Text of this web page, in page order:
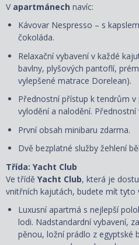
V apartmánech navíc:
Kávovar Nespresso – s
čokoláda.
Relaxační vybavení v každé
bavlny, plyšových pantoflí,
vylepšené matrace Dorelean).
Přednostní přístup k tendrům v
vylodění a nalodění.
První obsah minibaru zdarma.
Dvě bezplatné služby žehlení
Třída: Yacht Club
Ve třídě Yacht Club, která je
vnitřních kajutách, budete mít tyto
Luxusní apartmá s nejlepší
lodi. Nadstandardní vybavení,
pěnou, ložní prádlo z egyptské